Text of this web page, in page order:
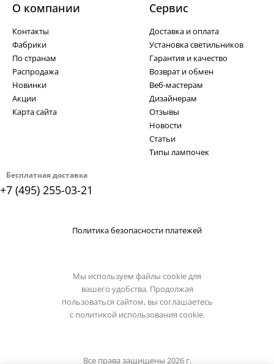
Бесплатная доставка
+7 (495) 255-03-21
О компании
Контакты
Фабрики
По странам
Распродажа
Новинки
Акции
Карта сайта
Cервис
Доставка и оплата
Установка светильников
Гарантия и качество
Возврат и обмен
Веб-мастерам
Дизайнерам
Отзывы
Новости
Статьи
Типы лампочек
Политика безопасности платежей
Мы используем файлы cookie для
вашего удобства. Продолжая
пользоваться сайтом, вы соглашаетесь
с политикой использования cookie.
Все права защищены 2026 г.